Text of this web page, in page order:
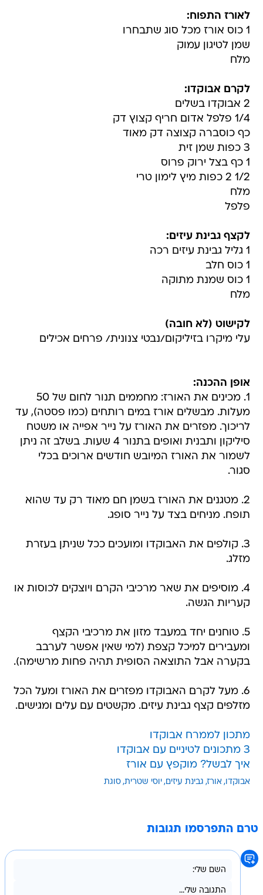
לאורז התפוח:
1 כוס אורז מכל סוג שתבחרו
שמן לטיגון עמוק
מלח
לקרם אבוקדו:
2 אבוקדו בשלים
1/4 פלפל אדום חריף קצוץ דק
כף כוסברה קצוצה דק מאוד
3 כפות שמן זית
1 כף בצל ירוק פרוס
1/2 2 כפות מיץ לימון טרי
מלח
פלפל
לקצף גבינת עיזים:
1 גליל גבינת עיזים רכה
1 כוס חלב
1 כוס שמנת מתוקה
מלח
לקישוט (לא חובה)
עלי מיקרו בזיליקום/נבטי צנונית/ פרחים אכילים
אופן ההכנה:
1. מכינים את האורז: מחממים תנור לחום של 50
מעלות. מבשלים אורז במים רותחים (כמו פסטה), עד
לריכוך. מפזרים את האורז על נייר אפייה או משטח
סיליקון ותבנית ואופים בתנור 4 שעות. בשלב זה ניתן
לשמור את האורז המיובש חודשים ארוכים בכלי
סגור.
2. מטגנים את האורז בשמן חם מאוד רק עד שהוא
תופח. מניחים בצד על נייר סופג.
3. קולפים את האבוקדו ומועכים ככל שניתן בעזרת
מזלג.
4. מוסיפים את שאר מרכיבי הקרם ויוצקים לכוסות או
קעריות הגשה.
5. טוחנים יחד במעבד מזון את מרכיבי הקצף
ומעבירים למיכל קצפת (למי שאין אפשר לערבב
בקערה אבל התוצאה הסופית תהיה פחות מרשימה).
6. מעל לקרם האבוקדו מפזרים את האורז ומעל הכל
מזלפים קצף גבינת עיזים. מקשטים עם עלים ומגישים.
מתכון לממרח אבוקדו
3 מתכונים לטיניים עם אבוקדו
איך לבשל? מוקפץ עם אורז
אבוקדו אורז גבינת עיזים יוסי שטרית סוגת
טרם התפרסמו תגובות